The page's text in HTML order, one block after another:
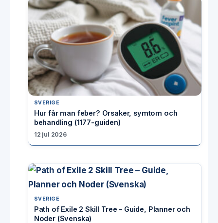
SVERIGE
Hur får man feber? Orsaker, symtom och
behandling (1177-guiden)
12 jul 2026
SVERIGE
Path of Exile 2 Skill Tree – Guide, Planner och
Noder (Svenska)